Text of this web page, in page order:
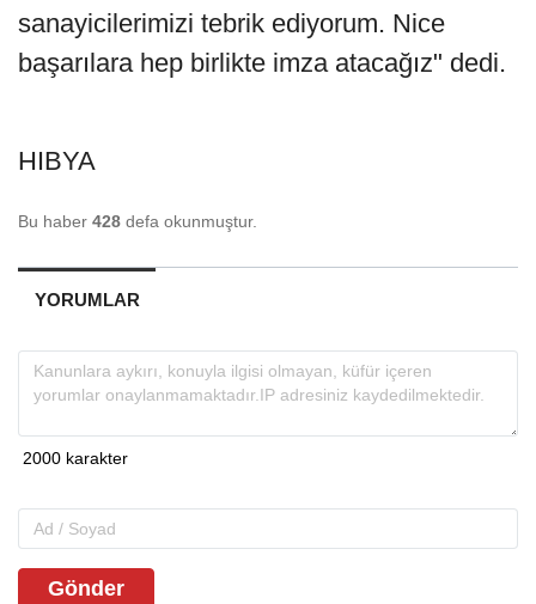
sanayicilerimizi tebrik ediyorum. Nice
başarılara hep birlikte imza atacağız" dedi.
HIBYA
Bu haber 428 defa okunmuştur.
YORUMLAR
Gönder